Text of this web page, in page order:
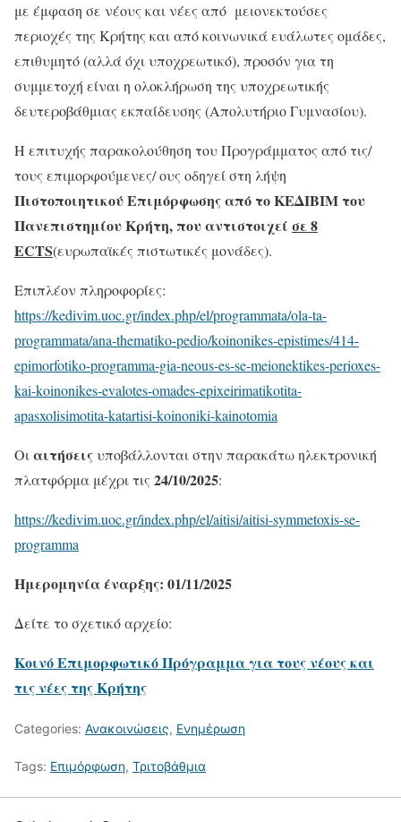
με έμφαση σε νέους και νέες από μειονεκτούσες
περιοχές της Κρήτης και από κοινωνικά ευάλωτες ομάδες,
επιθυμητό (αλλά όχι υποχρεωτικό), προσόν για τη
συμμετοχή είναι η ολοκλήρωση της υποχρεωτικής
δευτεροβάθμιας εκπαίδευσης (Απολυτήριο Γυμνασίου).
Η επιτυχής παρακολούθηση του Προγράμματος από τις/
τους επιμορφούμενες/ ους οδηγεί στη λήψη
Πιστοποιητικού Επιμόρφωσης από το ΚΕΔΙΒΙΜ του
Πανεπιστημίου Κρήτη, που αντιστοιχεί σε 8
ECTS(ευρωπαϊκές πιστωτικές μονάδες).
Επιπλέον πληροφορίες:
https://kedivim.uoc.gr/index.php/el/programmata/ola-ta-
programmata/ana-thematiko-pedio/koinonikes-epistimes/414-
epimorfotiko-programma-gia-neous-es-se-meionektikes-perioxes-
kai-koinonikes-evalotes-omades-epixeirimatikotita-
apasxolisimotita-katartisi-koinoniki-kainotomia
Οιαιτήσειςυποβάλλονται στην παρακάτω ηλεκτρονική
πλατφόρμα μέχρι τις 24/10/2025:
https://kedivim.uoc.gr/index.php/el/aitisi/aitisi-symmetoxis-se-
programma
Ημερομηνία έναρξης: 01/11/2025
Δείτε το σχετικό αρχείο:
Κοινό Επιμορφωτικό Πρόγραμμα για τους νέους και
τις νέες της Κρήτης
Categories: Ανακοινώσεις, Ενημέρωση
Tags: Επιμόρφωση, Τριτοβάθμια